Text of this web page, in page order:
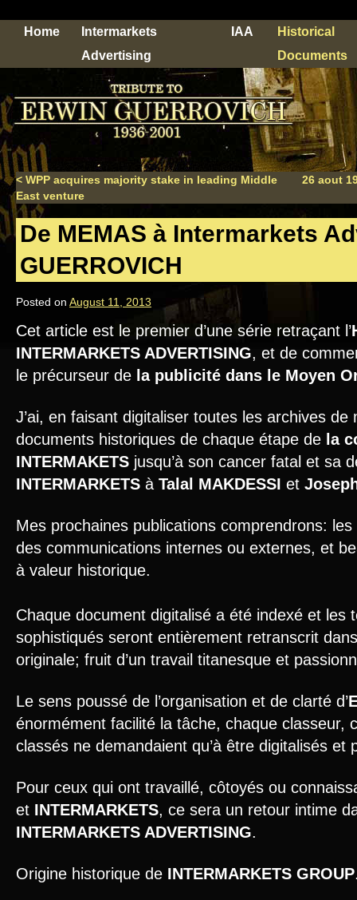
Home
Intermarkets
Advertising
IAA
Historical
Documents
< WPP acquires majority stake in leading Middle
East venture
26 aout
De MEMAS à Intermarkets
GUERROVICH
Posted on August 11, 2013
Cet article est le premier d’une série retraçant l’
INTERMARKETS ADVERTISING, et de
le précurseur de la publicité dans le Moyen
J’ai, en faisant digitaliser toutes les archives
documents historiques de chaque étape de la
INTERMAKETS jusqu’à son cancer fatal et sa
INTERMARKETS à Talal MAKDESSI et
Mes prochaines publications comprendrons:
des communications internes ou externes, et
à valeur historique.
Chaque document digitalisé a été indexé et les
sophistiqués seront entièrement retranscrit
originale; fruit d’un travail titanesque et
Le sens poussé de l’organisation et de clarté d’
énormément facilité la tâche, chaque classeur,
classés ne demandaient qu’à être digitalisés et
Pour ceux qui ont travaillé, côtoyés ou
et INTERMARKETS, ce sera un retour intime
INTERMARKETS ADVERTISING.
Origine historique de INTERMARKETS GROUP